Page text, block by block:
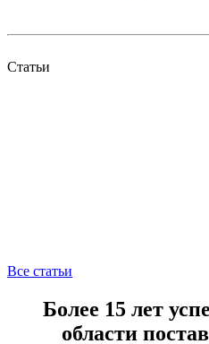
Статьи
Все статьи
Более 15 лет
области